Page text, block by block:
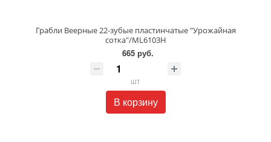
Грабли Веерные 22-зубые пластинчатые "Урожайная
сотка"/ML6103H
665 руб.
шт
В корзину